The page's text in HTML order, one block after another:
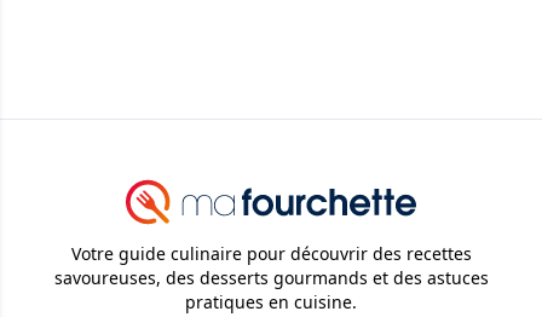
Votre guide culinaire pour découvrir des recettes
savoureuses, des desserts gourmands et des astuces
pratiques en cuisine.